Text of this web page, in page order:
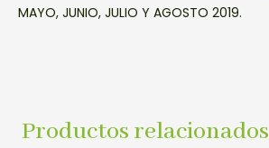
MAYO, JUNIO, JULIO Y AGOSTO 2019.
Productos relacionados